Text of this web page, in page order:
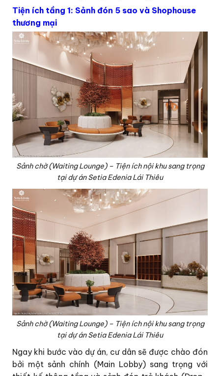
Tiện ích tầng 1: Sảnh đón 5 sao và Shophouse
thương mại
Sảnh chờ (Waiting Lounge) – Tiện ích nội khu sang trọng
tại dự án Setia Edenia Lái Thiêu
Sảnh chờ (Waiting Lounge) – Tiện ích nội khu sang trọng
tại dự án Setia Edenia Lái Thiêu
Ngay khi bước vào dự án, cư dân sẽ được chào đón
bởi một sảnh chính (Main Lobby) sang trọng với